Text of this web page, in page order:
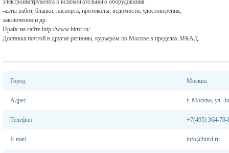
электроинструмента и вспомогательного оборудования
-акты работ, бланки, паспорта, протоколы, ведомости, удостоверения,
заключения и др.
Прайс на сайте http://www.bitrd.ru/
Доставка почтой в другие регионы, курьером по Москве в пределах МКАД.
Город Москва
Адрес г. Москва, ул.
Телефон +7(495) 364-70-
E-mail info@bitrd.ru